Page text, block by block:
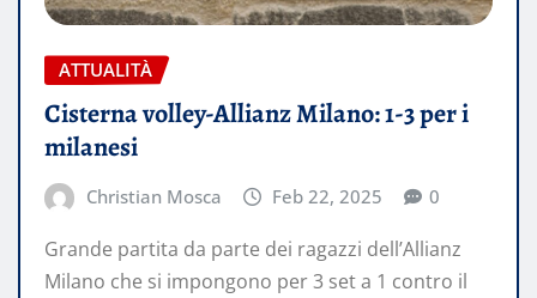
ATTUALITÀ
Cisterna volley-Allianz Milano: 1-3 per i
milanesi
Christian Mosca Feb 22, 2025 0
Grande partita da parte dei ragazzi dell’Allianz
Milano che si impongono per 3 set a 1 contro il